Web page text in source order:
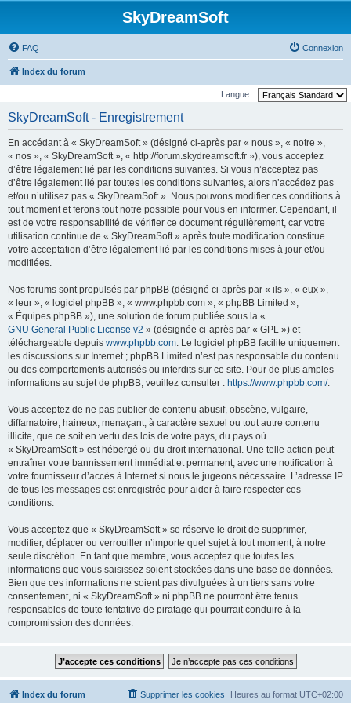
SkyDreamSoft
FAQ Connexion
Index du forum
Langue :
SkyDreamSoft - Enregistrement
En accédant à « SkyDreamSoft » (désigné ci-après par « nous », « notre »,
« nos », « SkyDreamSoft », « http://forum.skydreamsoft.fr »), vous acceptez
d’être légalement lié par les conditions suivantes. Si vous n’acceptez pas
d’être légalement lié par toutes les conditions suivantes, alors n’accédez pas
et/ou n’utilisez pas « SkyDreamSoft ». Nous pouvons modifier ces conditions à
tout moment et ferons tout notre possible pour vous en informer. Cependant, il
est de votre responsabilité de vérifier ce document régulièrement, car votre
utilisation continue de « SkyDreamSoft » après toute modification constitue
votre acceptation d’être légalement lié par les conditions mises à jour et/ou
modifiées.
Nos forums sont propulsés par phpBB (désigné ci-après par « ils », « eux »,
« leur », « logiciel phpBB », « www.phpbb.com », « phpBB Limited »,
« Équipes phpBB »), une solution de forum publiée sous la «
GNU General Public License v2 » (désignée ci-après par « GPL ») et
téléchargeable depuis www.phpbb.com. Le logiciel phpBB facilite uniquement
les discussions sur Internet ; phpBB Limited n’est pas responsable du contenu
ou des comportements autorisés ou interdits sur ce site. Pour de plus amples
informations au sujet de phpBB, veuillez consulter : https://www.phpbb.com/.
Vous acceptez de ne pas publier de contenu abusif, obscène, vulgaire,
diffamatoire, haineux, menaçant, à caractère sexuel ou tout autre contenu
illicite, que ce soit en vertu des lois de votre pays, du pays où
« SkyDreamSoft » est hébergé ou du droit international. Une telle action peut
entraîner votre bannissement immédiat et permanent, avec une notification à
votre fournisseur d’accès à Internet si nous le jugeons nécessaire. L’adresse IP
de tous les messages est enregistrée pour aider à faire respecter ces
conditions.
Vous acceptez que « SkyDreamSoft » se réserve le droit de supprimer,
modifier, déplacer ou verrouiller n’importe quel sujet à tout moment, à notre
seule discrétion. En tant que membre, vous acceptez que toutes les
informations que vous saisissez soient stockées dans une base de données.
Bien que ces informations ne soient pas divulguées à un tiers sans votre
consentement, ni « SkyDreamSoft » ni phpBB ne pourront être tenus
responsables de toute tentative de piratage qui pourrait conduire à la
compromission des données.
Index du forum Heures au format UTC+02:00
Supprimer les cookies